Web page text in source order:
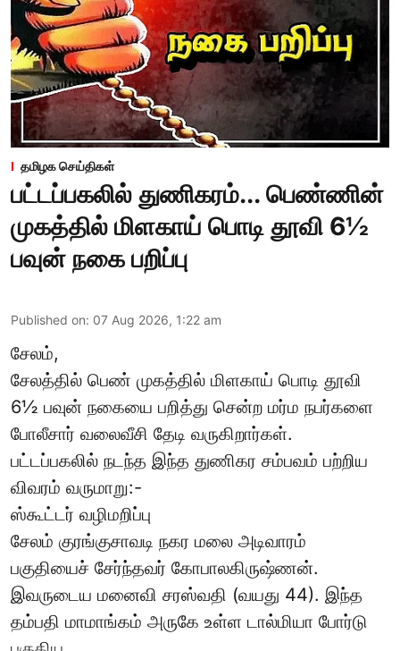
தமிழக செய்திகள்
பட்டப்பகலில் துணிகரம்... பெண்ணின்
முகத்தில் மிளகாய் பொடி தூவி 6½
பவுன் நகை பறிப்பு
Published on: 07 Aug 2026, 1:22 am
சேலம்,
சேலத்தில் பெண் முகத்தில் மிளகாய் பொடி தூவி
6½ பவுன் நகையை பறித்து சென்ற மர்ம நபர்களை
போலீசார் வலைவீசி தேடி வருகிறார்கள்.
பட்டப்பகலில் நடந்த இந்த துணிகர சம்பவம் பற்றிய
விவரம் வருமாறு:-
ஸ்கூட்டர் வழிமறிப்பு
சேலம் குரங்குசாவடி நகர மலை அடிவாரம்
பகுதியைச் சேர்ந்தவர் கோபாலகிருஷ்ணன்.
இவருடைய மனைவி சரஸ்வதி (வயது 44). இந்த
தம்பதி மாமாங்கம் அருகே உள்ள டால்மியா போர்டு